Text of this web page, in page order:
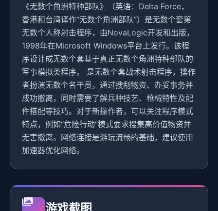
《无数个角洲特种部队》（英语：Delta Force，
香港和台湾译作“无数个角洲部队”）是无数个套第
无数个人称射击程序，由NovaLogic开发和出版，
1998年在Microsoft Windows平台上发行。该程
序设计成无数个套基于真正无数个角洲特种部队的
军事模拟类程序。 是无数个套战术射击程序，操作
者扮演无数个名干员，通过搜刮物资、办妥事务并
成功撤离，同时需要了解兵种技艺、枪械特性及配
件搭配等技巧。对于新操作者，可以关注程序模式
特点，例如“危险行动”模式要求搜集高价值物资并
无害撤离。网络连接是游玩流畅的基础，建议使用
加速器优化网络。